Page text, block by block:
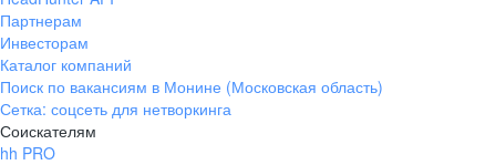
Партнерам
Инвесторам
Каталог компаний
Поиск по вакансиям в Монине (Московская область)
Сетка: соцсеть для нетворкинга
Соискателям
hh PRO